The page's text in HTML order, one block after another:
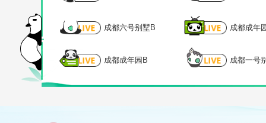
成都六号别墅B 成都成年
成都成年园B 成都一号